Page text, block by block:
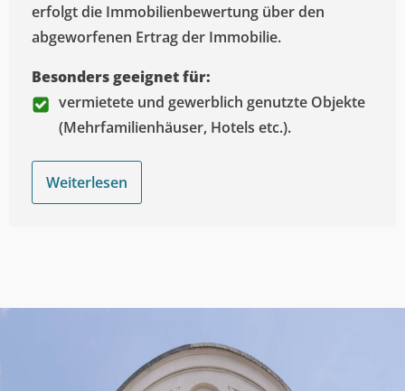
erfolgt die Immobilienbewertung über den
abgeworfenen Ertrag der Immobilie.
Besonders geeignet für:
vermietete und gewerblich genutzte Objekte
(Mehrfamilienhäuser, Hotels etc.).
Weiterlesen